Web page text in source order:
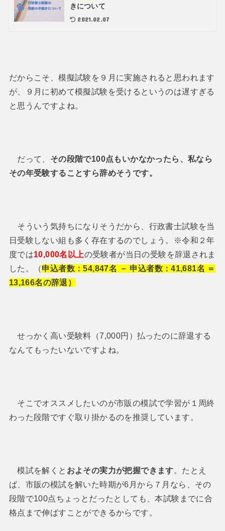
きについて
2021.02.07
だからこそ、模擬試験を９月に実施されると思われます
が、９月に初めて模擬試験を受けるというのは遅すぎる
と思うんですよね。
だって、 その段階で100点もいかなかったら、私なら
その年受験することすら辞めそうです。
そういう気持ちになりそうだから、行政書士試験を当
日受験しない組も多く存在するのでしょう。※令和２年
度では10,000名以上の受験者が当日の受験を辞退されま
した。（申込者数：54,847名 － 申込者数：41,681名 ＝
13,166名の辞退）
せっかく高い受験料（7,000円）払ったのに辞退する
なんてもったいないですよね。
そこでオススメしたいのが市販の模試で学習が１周終
わった段階ですぐ取り掛かるのを推奨しています。
模試を解くと およその実力が把握できます。たとえ
ば、市販の模試を解いた時期が6月から７月なら、その
段階で100点ちょっとだったとしても、本試験までに合
格点まで伸ばすことができるからです。